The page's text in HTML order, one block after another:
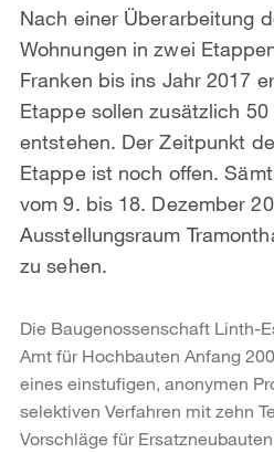
Nach einer Überarbeitung
Wohnungen in zwei
Franken bis ins Jahr 2017
Etappe sollen zusätzlich 50
entstehen. Der Zeitpunkt
Etappe ist noch offen.
vom 9. bis 18. Dezember
Ausstellungsraum
zu sehen.
Die Baugenossenschaft Linth-
Amt für Hochbauten Anfang
eines einstufigen, anonymen
selektiven Verfahren mit zehn
Vorschläge für